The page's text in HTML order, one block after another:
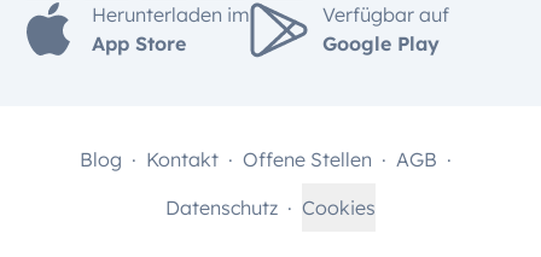
Herunterladen im
App Store
Verfügbar auf
Google Play
Blog Kontakt Offene Stellen
AGB
Datenschutz
Cookies